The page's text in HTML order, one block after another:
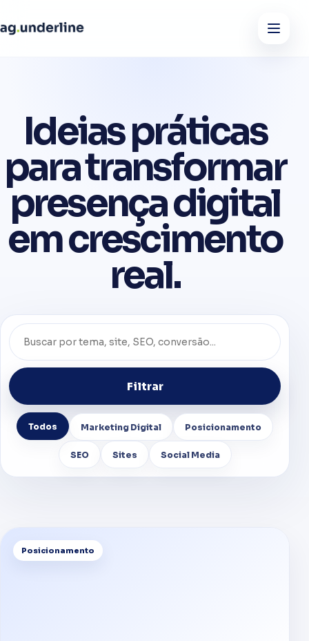
Ideias práticas
para transformar
presença digital
em crescimento
real.
Filtrar
Todos Marketing Digital Posicionamento
SEO Sites Social Media
Posicionamento